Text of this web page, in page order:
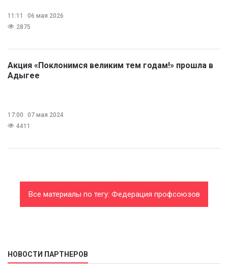
11:11
06 мая 2026
2875
Акция «Поклонимся великим тем годам!» прошла в
Адыгее
17:00
07 мая 2024
4411
Все материалы по тегу: Федерация профсоюзов
НОВОСТИ ПАРТНЕРОВ